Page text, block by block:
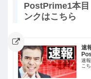
PostPrime1本
ンクはこちら
速
速
こ